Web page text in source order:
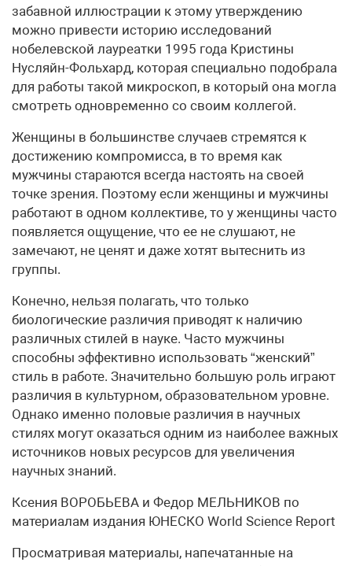
забавной иллюстрации к этому утверждению
можно привести историю исследований
нобелевской лауреатки 1995 года Кристины
Нусляйн-Фольхард, которая специально подобрала
для работы такой микроскоп, в который она могла
смотреть одновременно со своим коллегой.
Женщины в большинстве случаев стремятся к
достижению компромисса, в то время как
мужчины стараются всегда настоять на своей
точке зрения. Поэтому если женщины и мужчины
работают в одном коллективе, то у женщины часто
появляется ощущение, что ее не слушают, не
замечают, не ценят и даже хотят вытеснить из
группы.
Конечно, нельзя полагать, что только
биологические различия приводят к наличию
различных стилей в науке. Часто мужчины
способны эффективно использовать “женский”
стиль в работе. Значительно большую роль играют
различия в культурном, образовательном уровне.
Однако именно половые различия в научных
стилях могут оказаться одним из наиболее важных
источников новых ресурсов для увеличения
научных знаний.
Ксения ВОРОБЬЕВА и Федор МЕЛЬНИКОВ по
материалам издания ЮНЕСКО World Science Report
Просматривая материалы, напечатанные на